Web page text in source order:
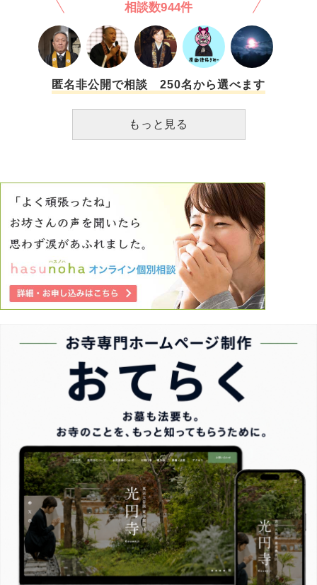
るのに、実家暮らしの私だけ自分の時間を親に使っているこ
はなく、親のために使って自分の年を重ねることが、どうし
てこんなに辛いのでしょうか？ もちろん一人暮らしはお金
もたくさんかかるし、自己責任もたくさん伴いますが、一人
暮らしの人みたいに習い事を始めて、好きな場所に旅行に行
って、自分の時間を楽しみたいです。 まだしばらく実家か
ら出られないと思いますが、私はどのような心構えでいたら
良いでしょうか？どうして自分はもっと早くから一人暮らし
をしていないのか、何で自分はこんな思いをしないといけな
相談数944件
匿名非公開で相談 250名から選べます
もっと見る